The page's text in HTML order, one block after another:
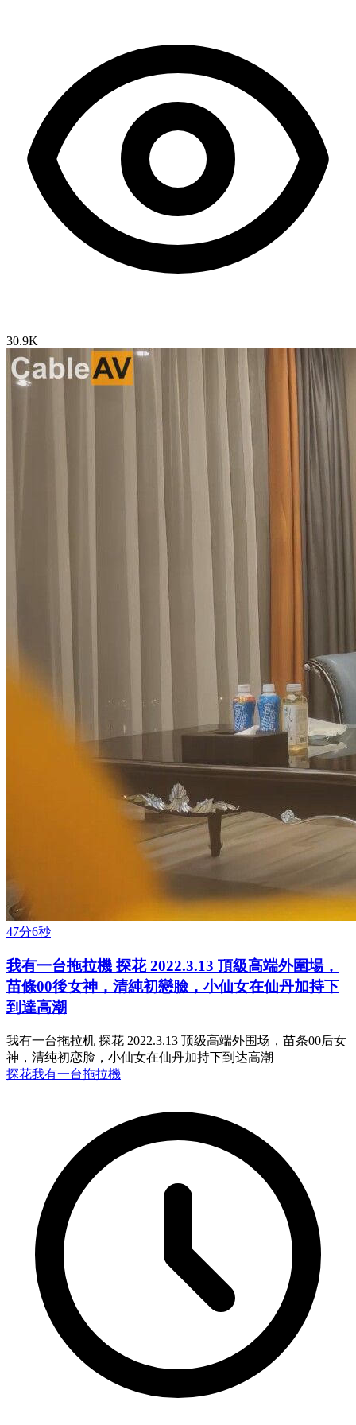
30.9K
47分6秒
我有一台拖拉機 探花 2022.3.13 頂級高端外圍場，
苗條00後女神，清純初戀臉，小仙女在仙丹加持下
到達高潮
我有一台拖拉机 探花 2022.3.13 顶级高端外围场，苗条00后女
神，清纯初恋脸，小仙女在仙丹加持下到达高潮
探花我有一台拖拉機